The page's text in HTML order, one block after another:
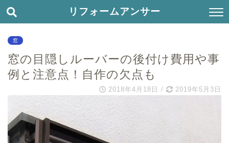
リフォームアンサー
窓
窓の目隠しルーバーの後付け費用や事
例と注意点！自作の欠点も
2018年4月18日 / 2019年5月3日